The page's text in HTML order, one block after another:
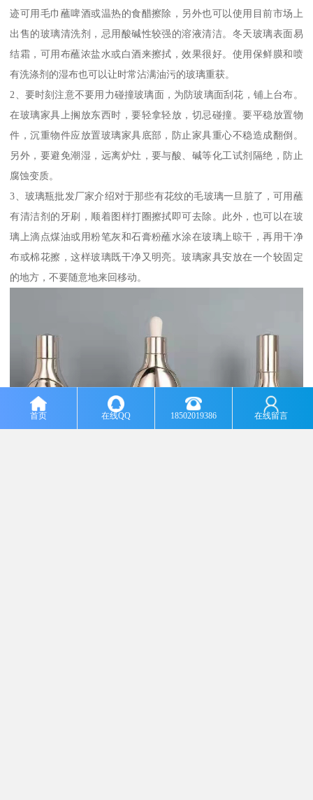
迹可用毛巾蘸啤酒或温热的食醋擦除，另外也可以使用目前市场上
出售的玻璃清洗剂，忌用酸碱性较强的溶液清洁。冬天玻璃表面易
结霜，可用布蘸浓盐水或白酒来擦拭，效果很好。使用保鲜膜和喷
有洗涤剂的湿布也可以让时常沾满油污的玻璃重获。
2、要时刻注意不要用力碰撞玻璃面，为防玻璃面刮花，铺上台布。
在玻璃家具上搁放东西时，要轻拿轻放，切忌碰撞。要平稳放置物
件，沉重物件应放置玻璃家具底部，防止家具重心不稳造成翻倒。
另外，要避免潮湿，远离炉灶，要与酸、碱等化工试剂隔绝，防止
腐蚀变质。
3、玻璃瓶批发厂家介绍对于那些有花纹的毛玻璃一旦脏了，可用蘸
有清洁剂的牙刷，顺着图样打圈擦拭即可去除。此外，也可以在玻
璃上滴点煤油或用粉笔灰和石膏粉蘸水涂在玻璃上晾干，再用干净
布或棉花擦，这样玻璃既干净又明亮。玻璃家具安放在一个较固定
的地方，不要随意地来回移动。
首页 在线QQ 18502019386 在线留言